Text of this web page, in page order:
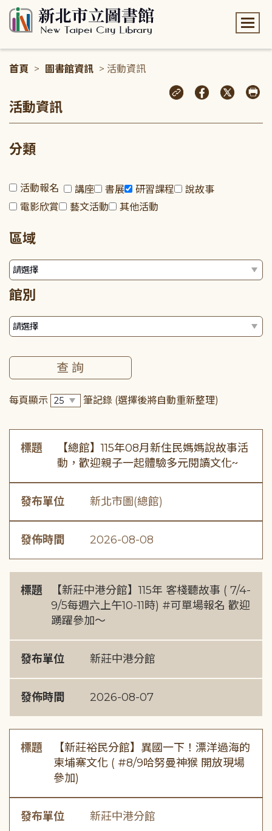
首頁 > 圖書館資訊 > 活動資訊
活動資訊
分類
活動報名 講座 書展 研習課程
說故事
電影欣賞
藝文活動 其他活動
區域
館別
每頁顯示 筆記錄 (選擇後將自動重新整理)
標題
【總館】115年08月新住民媽媽說故事活
動，歡迎親子一起體驗多元閱讀文化~
發布單位 新北市圖(總館)
發佈時間 2026-08-08
標題
【新莊中港分館】115年 客棧聽故事 ( 7/4-
9/5每週六上午10-11時) #可單場報名 歡迎
踴躍參加～
發布單位 新莊中港分館
發佈時間 2026-08-07
標題
【新莊裕民分館】異國一下！漂洋過海的
柬埔寨文化 ( #8/9哈努曼神猴 開放現場
參加)
發布單位 新莊中港分館